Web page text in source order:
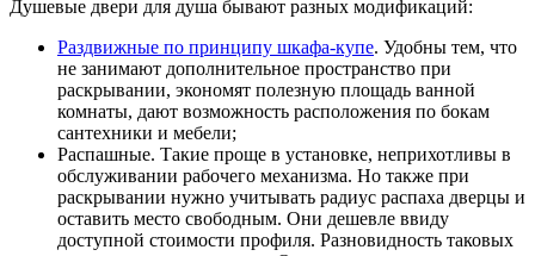
Душевые двери для душа бывают разных модификаций:
Раздвижные по принципу шкафа-купе. Удобны тем, что
не занимают дополнительное пространство при
раскрывании, экономят полезную площадь ванной
комнаты, дают возможность расположения по бокам
сантехники и мебели;
Распашные. Такие проще в установке, неприхотливы в
обслуживании рабочего механизма. Но также при
раскрывании нужно учитывать радиус распаха дверцы и
оставить место свободным. Они дешевле ввиду
доступной стоимости профиля. Разновидность таковых